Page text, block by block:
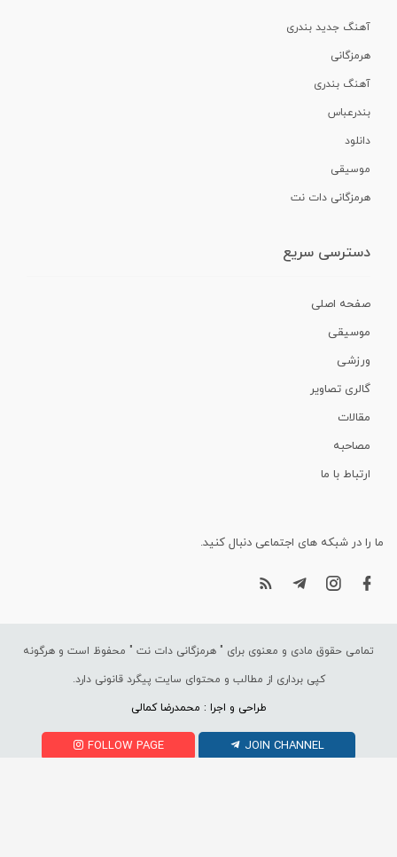
آهنگ جدید بندری
هرمزگانی
آهنگ بندری
بندرعباس
دانلود
موسیقی
هرمزگانی دات نت
دسترسی سریع
صفحه اصلی
موسیقی
ورزشی
گالری تصاویر
مقالات
مصاحبه
ارتباط با ما
ما را در شبکه های اجتماعی دنبال کنید.
تمامی حقوق مادی و معنوی برای " هرمزگانی دات نت " محفوظ است و هرگونه
کپی برداری از مطالب و محتوای سایت پیگرد قانونی دارد.
طراحی و اجرا : محمدرضا کمالی
FOLLOW PAGE JOIN CHANNEL